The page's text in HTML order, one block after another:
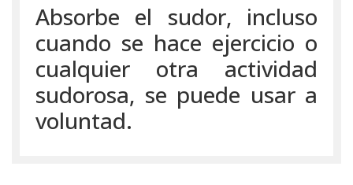
Absorbe el sudor, incluso
cuando se hace ejercicio o
cualquier otra actividad
sudorosa, se puede usar a
voluntad.